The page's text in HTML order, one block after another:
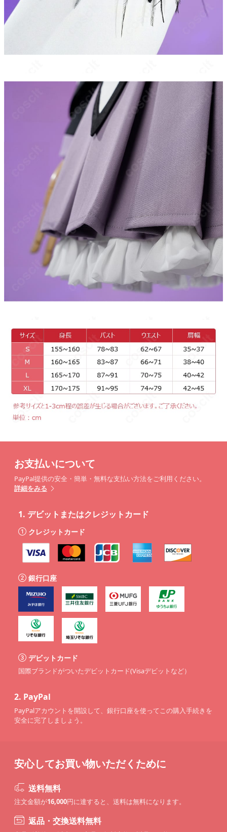
お支払いについて
PayPal提供の安全・簡単・無料な支払い方法をご利用ください。
詳細をみる
1. デビットまたはクレジットカード
クレジットカード
銀行口座
デビットカード
国際ブランドがついたデビットカード(Visaデビットなど）
2. PayPal
PayPalアカウントを開設して、銀行口座を使ってこの購入手続きを
安全に完了しましょう。
安心してお買い物いただくために
送料無料
注文金額が16,000円に達すると、送料は無料になります。
返品・交換送料無料